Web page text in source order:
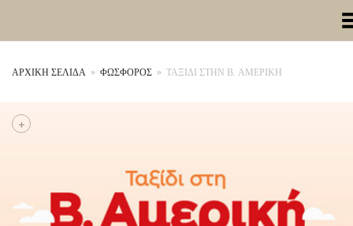
Toggle
ΑΡΧΙΚΉ ΣΕΛΊΔΑ » ΦΩΣΦΟΡΟΣ » ΤΑΞΙΔΙ ΣΤΗΝ Β. ΑΜΕΡΙΚΗ
+